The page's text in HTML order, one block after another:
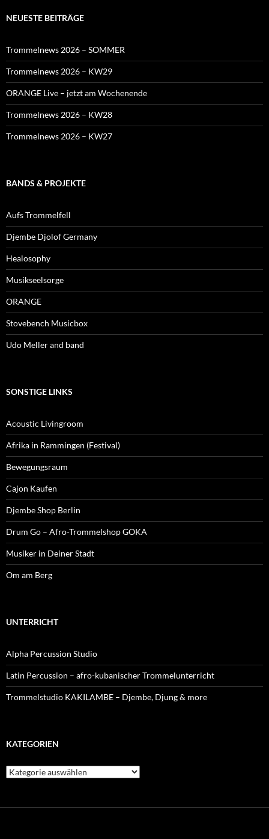
NEUESTE BEITRÄGE
Trommelnews 2026 – SOMMER
Trommelnews 2026 – KW29
ORANGE Live – jetzt am Wochenende
Trommelnews 2026 – KW28
Trommelnews 2026 – KW27
BANDS & PROJEKTE
Aufs Trommelfell
Djembe Djolof Germany
Healosophy
Musikseelsorge
ORANGE
Stovebench Musicbox
Udo Meller and band
SONSTIGE LINKS
Acoustic Livingroom
Afrika in Rammingen (Festival)
Bewegungsraum
Cajon Kaufen
Djembe Shop Berlin
Drum Go – Afro-Trommelshop GOKA
Musiker in Deiner Stadt
Om am Berg
UNTERRICHT
Alpha Percussion Studio
Latin Percussion – afro-kubanischer Trommelunterricht
Trommelstudio KAKILAMBE – Djembe, Djung & more
KATEGORIEN
Kategorien